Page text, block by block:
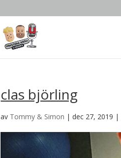
clas björling
av Tommy & Simon |dec 27, 2019 |